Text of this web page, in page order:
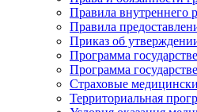
Правила
Правила
Приказ об
Программа
Программа
Страховые
Территориальная